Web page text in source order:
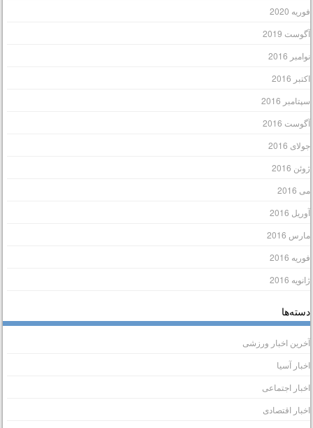
2020
2019
2016
2016
2016
2016
2016
2016
2016
2016
2016
2016
2016
اخبار ورزشی
آسیا
اجتماعی
اقتصادی